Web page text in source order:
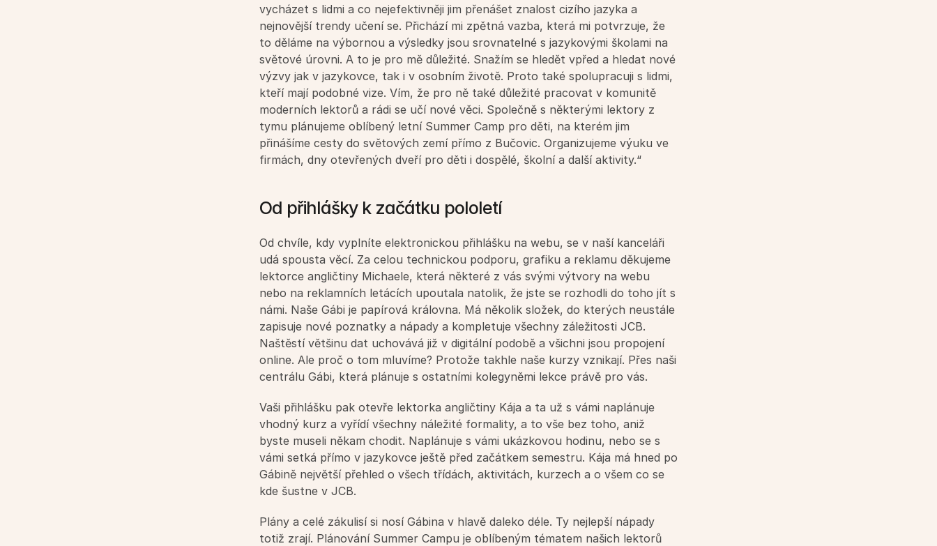
vycházet s lidmi a co nejefektivněji jim přenášet znalost cizího jazyka a
nejnovější trendy učení se. Přichází mi zpětná vazba, která mi potvrzuje, že
to děláme na výbornou a výsledky jsou srovnatelné s jazykovými školami na
světové úrovni. A to je pro mě důležité. Snažím se hledět vpřed a hledat nové
výzvy jak v jazykovce, tak i v osobním životě. Proto také spolupracuji s lidmi,
kteří mají podobné vize. Vím, že pro ně také důležité pracovat v komunitě
moderních lektorů a rádi se učí nové věci. Společně s některými lektory z
tymu plánujeme oblíbený letní Summer Camp pro děti, na kterém jim
přinášíme cesty do světových zemí přímo z Bučovic. Organizujeme výuku ve
firmách, dny otevřených dveří pro děti i dospělé, školní a další aktivity.“
Od přihlášky k začátku pololetí
Od chvíle, kdy vyplníte elektronickou přihlášku na webu, se v naší kanceláři
udá spousta věcí. Za celou technickou podporu, grafiku a reklamu děkujeme
lektorce angličtiny Michaele, která některé z vás svými výtvory na webu
nebo na reklamních letácích upoutala natolik, že jste se rozhodli do toho jít s
námi. Naše Gábi je papírová královna. Má několik složek, do kterých neustále
zapisuje nové poznatky a nápady a kompletuje všechny záležitosti JCB.
Naštěstí většinu dat uchovává již v digitální podobě a všichni jsou propojení
online. Ale proč o tom mluvíme? Protože takhle naše kurzy vznikají. Přes naši
centrálu Gábi, která plánuje s ostatními kolegyněmi lekce právě pro vás.
Vaši přihlášku pak otevře lektorka angličtiny Kája a ta už s vámi naplánuje
vhodný kurz a vyřídí všechny náležité formality, a to vše bez toho, aniž
byste museli někam chodit. Naplánuje s vámi ukázkovou hodinu, nebo se s
vámi setká přímo v jazykovce ještě před začátkem semestru. Kája má hned po
Gábině největší přehled o všech třídách, aktivitách, kurzech a o všem co se
kde šustne v JCB.
Plány a celé zákulisí si nosí Gábina v hlavě daleko déle. Ty nejlepší nápady
totiž zrají. Plánování Summer Campu je oblíbeným tématem našich lektorů